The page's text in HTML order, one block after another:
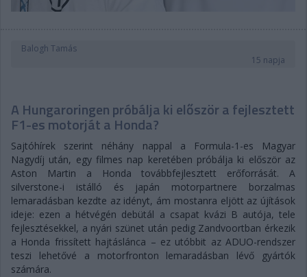
Balogh Tamás
15 napja
A Hungaroringen próbálja ki először a fejlesztett
F1-es motorját a Honda?
Sajtóhírek szerint néhány nappal a Formula-1-es Magyar
Nagydíj után, egy filmes nap keretében próbálja ki először az
Aston Martin a Honda továbbfejlesztett erőforrását. A
silverstone-i istálló és japán motorpartnere borzalmas
lemaradásban kezdte az idényt, ám mostanra eljött az újítások
ideje: ezen a hétvégén debütál a csapat kvázi B autója, tele
fejlesztésekkel, a nyári szünet után pedig Zandvoortban érkezik
a Honda frissített hajtáslánca – ez utóbbit az ADUO-rendszer
teszi lehetővé a motorfronton lemaradásban lévő gyártók
számára.